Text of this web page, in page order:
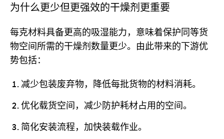
为什么更少但更强效的干燥剂更重要
每克材料具备更高的吸湿能力，意味着保护同等货
物空间所需的干燥剂数量更少。由此带来的下游优
势包括：
减少包装废弃物，降低每批货物的材料消耗。
优化载货空间，减少防护耗材占用的空间。
简化安装流程，加快装载作业。